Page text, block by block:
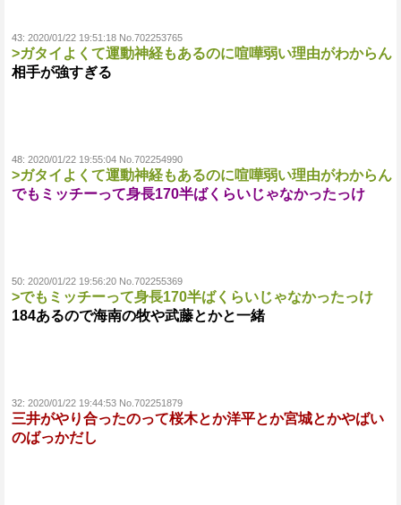
43: 2020/01/22 19:51:18 No.702253765
>ガタイよくて運動神経もあるのに喧嘩弱い理由がわからん
相手が強すぎる
48: 2020/01/22 19:55:04 No.702254990
>ガタイよくて運動神経もあるのに喧嘩弱い理由がわからん
でもミッチーって身長170半ばくらいじゃなかったっけ
50: 2020/01/22 19:56:20 No.702255369
>でもミッチーって身長170半ばくらいじゃなかったっけ
184あるので海南の牧や武藤とかと一緒
32: 2020/01/22 19:44:53 No.702251879
三井がやり合ったのって桜木とか洋平とか宮城とかやばい
のばっかだし